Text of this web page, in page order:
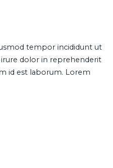
tempor incididunt ut
dolor in reprehenderit
id est laborum. Lorem